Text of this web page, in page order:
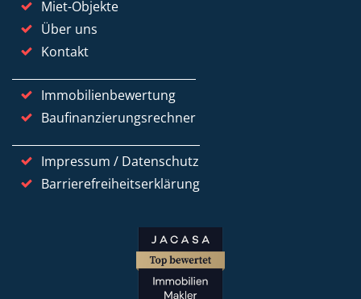
Miet-Objekte
Über uns
Kontakt
Immobilienbewertung
Baufinanzierungsrechner
Impressum / Datenschutz
Barrierefreiheitserklärung